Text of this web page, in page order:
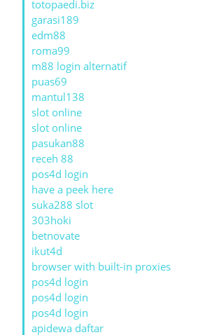
totopaedi.biz
garasi189
edm88
roma99
m88 login alternatif
puas69
mantul138
slot online
slot online
pasukan88
receh 88
pos4d login
have a peek here
suka288 slot
303hoki
betnovate
ikut4d
browser with built-in proxies
pos4d login
pos4d login
pos4d login
apidewa daftar